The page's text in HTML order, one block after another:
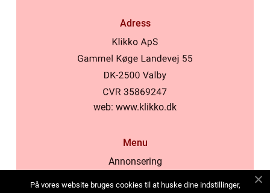
Adress
web: www.klikko.dk
Menu
Annonsering
På vores website bruges cookies til at huske dine indstillinger,